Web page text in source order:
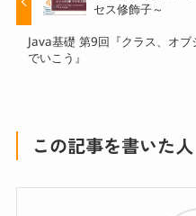
セス修飾子～
Java基礎 第9回『クラス、オ
でいこう』
この記事を書いた人